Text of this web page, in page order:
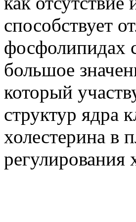
способствует
фосфолипидах
большое
который
структур ядра
холестерина в
регулирования